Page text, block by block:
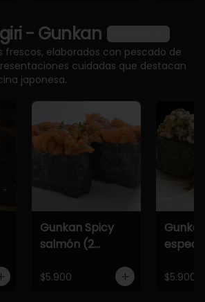
- Gunkan
frescos, elaborados con pescado de
cuidadas que destacan
japonesa.
Gunkan Spicy
salmón (2
$5.900 $5.900